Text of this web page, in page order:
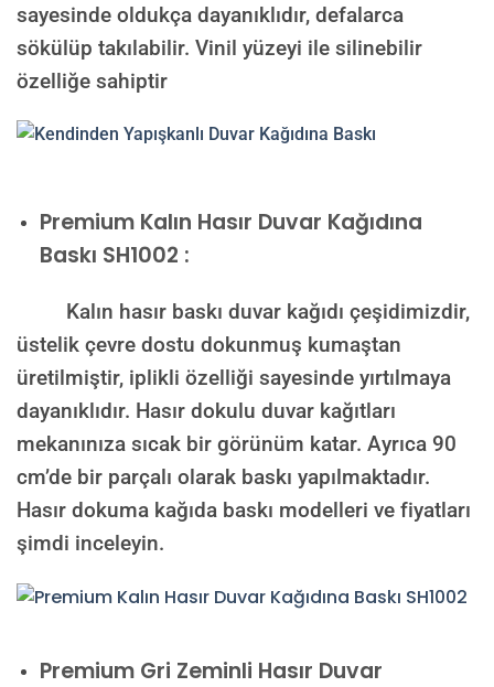
sayesinde oldukça dayanıklıdır, defalarca
sökülüp takılabilir. Vinil yüzeyi ile silinebilir
özelliğe sahiptir
Premium Kalın Hasır Duvar Kağıdına
Baskı SH1002 :
Kalın hasır baskı duvar kağıdı çeşidimizdir,
üstelik çevre dostu dokunmuş kumaştan
üretilmiştir, iplikli özelliği sayesinde yırtılmaya
dayanıklıdır. Hasır dokulu duvar kağıtları
mekanınıza sıcak bir görünüm katar. Ayrıca 90
cm’de bir parçalı olarak baskı yapılmaktadır.
Hasır dokuma kağıda baskı modelleri ve fiyatları
şimdi inceleyin.
Premium Gri Zeminli Hasır Duvar